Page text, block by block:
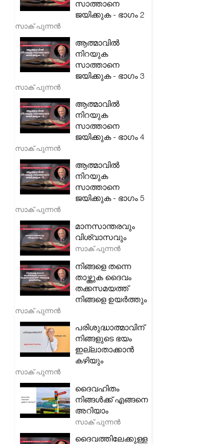
സാത്താനെ
ജയിക്കുക - ഭാഗം 2
സാക് പുന്നൻ
ആത്മാവിൽ
നിറയുക
സാത്താനെ
ജയിക്കുക - ഭാഗം 3
സാക് പുന്നൻ
ആത്മാവിൽ
നിറയുക
സാത്താനെ
ജയിക്കുക - ഭാഗം 4
സാക് പുന്നൻ
ആത്മാവിൽ
നിറയുക
സാത്താനെ
ജയിക്കുക - ഭാഗം 5
സാക് പുന്നൻ
മാനസാന്തരവും
വിശ്വാസവും
സാക് പുന്നൻ
നിങ്ങളെ തന്നെ
താഴ്ത്തുക ദൈവം
തക്കസമയത്ത്
നിങ്ങളെ ഉയർത്തും
സാക് പുന്നൻ
പരിശുദ്ധാത്മാവിന്
നിങ്ങളുടെ ഭയം
ഇല്ലാതാക്കാൻ
കഴിയും
സാക് പുന്നൻ
ദൈവഹിതം
നിങ്ങൾക്ക് എങ്ങനെ
അറിയാം
സാക് പുന്നൻ
ദൈവത്തിലേക്കുള്ള